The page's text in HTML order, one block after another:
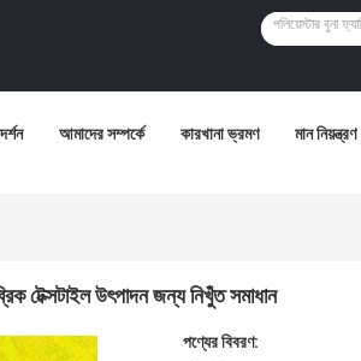
আমাদের সম্পর্কে কারখানা ভ্রমণ মান নিয়ন্ত্রণ
টেক্সটাইল উৎপাদন জন্য নিখুঁত সমাধান
পণ্যের বিবরণ: